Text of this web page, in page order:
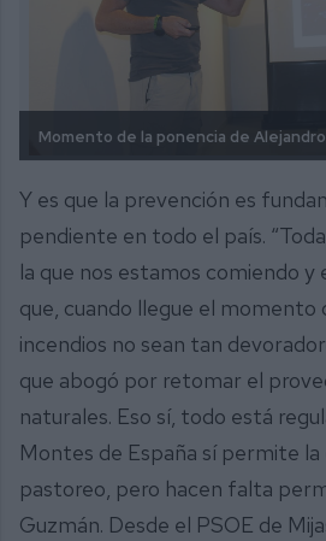
Momento de la ponencia de
Y es que la prevención es
pendiente en todo el país.
la que nos estamos comiendo y
que, cuando llegue el momento
incendios no sean tan
que abogó por retomar el
naturales. Eso sí, todo está
Montes de España sí permite
pastoreo, pero hacen falta
Guzmán. Desde el PSOE de